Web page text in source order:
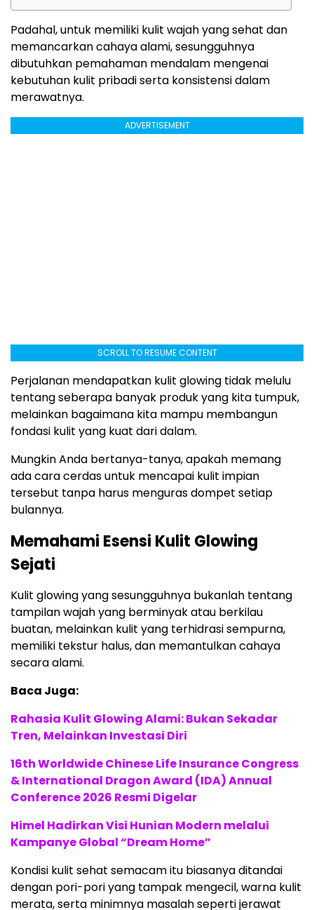
Padahal, untuk memiliki kulit wajah yang sehat dan
memancarkan cahaya alami, sesungguhnya
dibutuhkan pemahaman mendalam mengenai
kebutuhan kulit pribadi serta konsistensi dalam
merawatnya.
ADVERTISEMENT
SCROLL TO RESUME CONTENT
Perjalanan mendapatkan kulit glowing tidak melulu
tentang seberapa banyak produk yang kita tumpuk,
melainkan bagaimana kita mampu membangun
fondasi kulit yang kuat dari dalam.
Mungkin Anda bertanya-tanya, apakah memang
ada cara cerdas untuk mencapai kulit impian
tersebut tanpa harus menguras dompet setiap
bulannya.
Memahami Esensi Kulit Glowing
Sejati
Kulit glowing yang sesungguhnya bukanlah tentang
tampilan wajah yang berminyak atau berkilau
buatan, melainkan kulit yang terhidrasi sempurna,
memiliki tekstur halus, dan memantulkan cahaya
secara alami.
Baca Juga:
Rahasia Kulit Glowing Alami: Bukan Sekadar
Tren, Melainkan Investasi Diri
16th Worldwide Chinese Life Insurance Congress
& International Dragon Award (IDA) Annual
Conference 2026 Resmi Digelar
Himel Hadirkan Visi Hunian Modern melalui
Kampanye Global “Dream Home”
Kondisi kulit sehat semacam itu biasanya ditandai
dengan pori-pori yang tampak mengecil, warna kulit
merata, serta minimnya masalah seperti jerawat